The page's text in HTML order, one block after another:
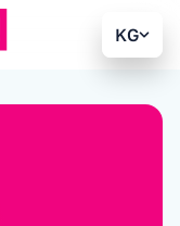
KG